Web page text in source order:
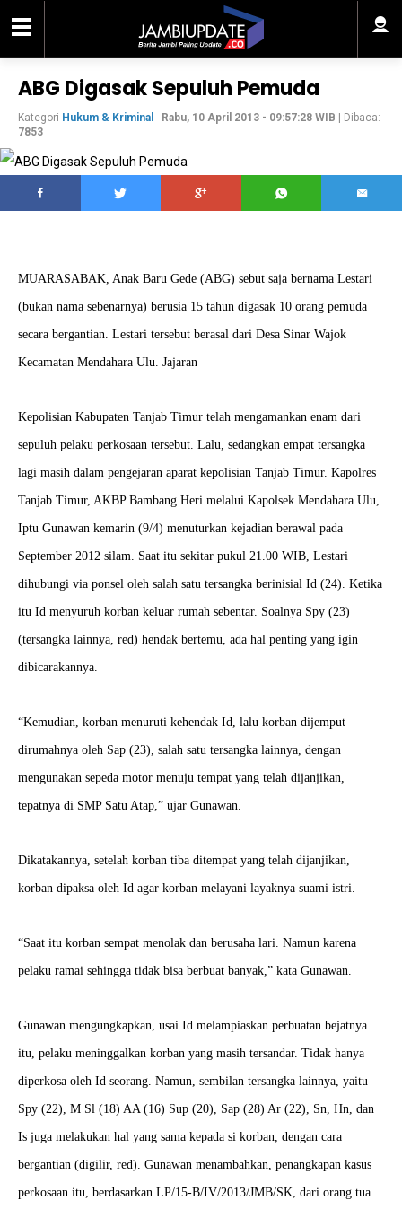
ABG Digasak Sepuluh Pemuda
Kategori Hukum & Kriminal - Rabu, 10 April 2013 - 09:57:28 WIB | Dibaca:
7853
MUARASABAK, Anak Baru Gede (ABG) sebut saja bernama Lestari
(bukan nama sebenarnya) berusia 15 tahun digasak 10 orang pemuda
secara bergantian. Lestari tersebut berasal dari Desa Sinar Wajok
Kecamatan Mendahara Ulu. Jajaran
Kepolisian Kabupaten Tanjab Timur telah mengamankan enam dari
sepuluh pelaku perkosaan tersebut. Lalu, sedangkan empat tersangka
lagi masih dalam pengejaran aparat kepolisian Tanjab Timur. Kapolres
Tanjab Timur, AKBP Bambang Heri melalui Kapolsek Mendahara Ulu,
Iptu Gunawan kemarin (9/4) menuturkan kejadian berawal pada
September 2012 silam. Saat itu sekitar pukul 21.00 WIB, Lestari
dihubungi via ponsel oleh salah satu tersangka berinisial Id (24). Ketika
itu Id menyuruh korban keluar rumah sebentar. Soalnya Spy (23)
(tersangka lainnya, red) hendak bertemu, ada hal penting yang igin
dibicarakannya.
“Kemudian, korban menuruti kehendak Id, lalu korban dijemput
dirumahnya oleh Sap (23), salah satu tersangka lainnya, dengan
mengunakan sepeda motor menuju tempat yang telah dijanjikan,
tepatnya di SMP Satu Atap,” ujar Gunawan.
Dikatakannya, setelah korban tiba ditempat yang telah dijanjikan,
korban dipaksa oleh Id agar korban melayani layaknya suami istri.
“Saat itu korban sempat menolak dan berusaha lari. Namun karena
pelaku ramai sehingga tidak bisa berbuat banyak,” kata Gunawan.
Gunawan mengungkapkan, usai Id melampiaskan perbuatan bejatnya
itu, pelaku meninggalkan korban yang masih tersandar. Tidak hanya
diperkosa oleh Id seorang. Namun, sembilan tersangka lainnya, yaitu
Spy (22), M Sl (18) AA (16) Sup (20), Sap (28) Ar (22), Sn, Hn, dan
Is juga melakukan hal yang sama kepada si korban, dengan cara
bergantian (digilir, red). Gunawan menambahkan, penangkapan kasus
perkosaan itu, berdasarkan LP/15-B/IV/2013/JMB/SK, dari orang tua